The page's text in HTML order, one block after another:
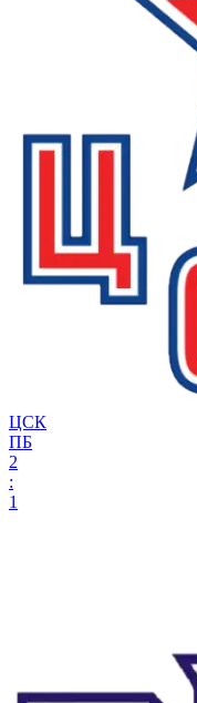
ЦСК
ПБ
2
:
1